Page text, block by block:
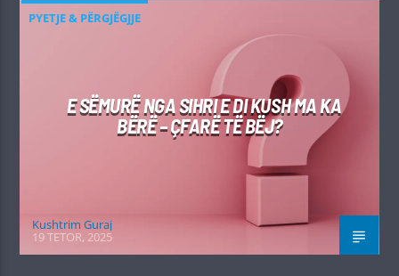
PYETJE & PËRGJËGJJE
E SËMURË NGA SIHRI E DI KUSH MA KA
BËRË – ÇFARË TË BËJ?
Kushtrim Guraj
19 TETOR, 2025